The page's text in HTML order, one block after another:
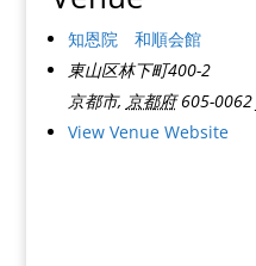
知恩院 和順会館
東山区林下町400-2
京都市, 京都府 605-0062
View Venue Website